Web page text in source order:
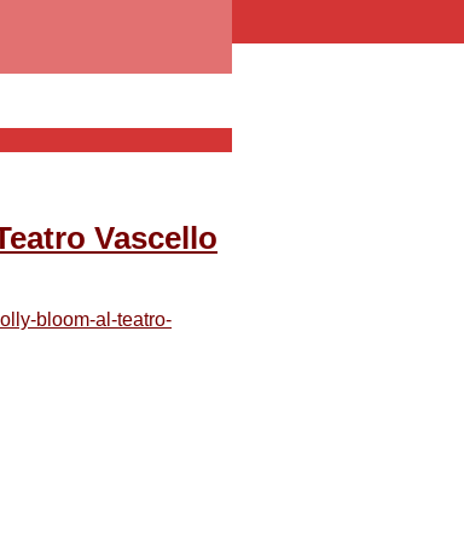
Vascello
bloom-al-teatro-